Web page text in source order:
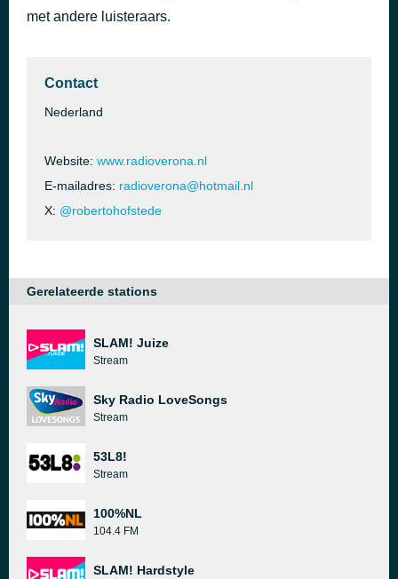
met andere luisteraars.
Contact
Nederland
Website: www.radioverona.nl
E-mailadres: radioverona@hotmail.nl
X: @robertohofstede
Gerelateerde stations
SLAM! Juize
Stream
Sky Radio LoveSongs
Stream
53L8!
Stream
100%NL
104.4 FM
SLAM! Hardstyle